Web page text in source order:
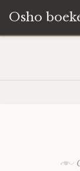
Osho
inhoud